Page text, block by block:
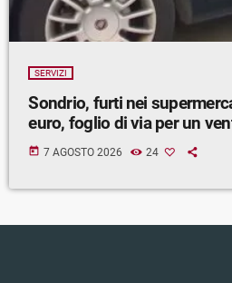
SERVIZI
Sondrio, furti nei
euro, foglio di via per un
today 7 AGOSTO 2026 24